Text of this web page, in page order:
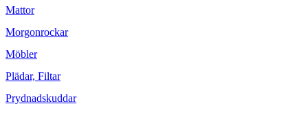
Mattor
Morgonrockar
Möbler
Plädar, Filtar
Prydnadskuddar